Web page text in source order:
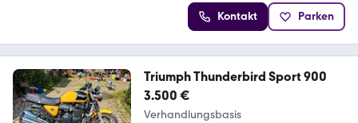
Kontakt Parken
Triumph Thunderbird Sport 900
3.500 €
Verhandlungsbasis